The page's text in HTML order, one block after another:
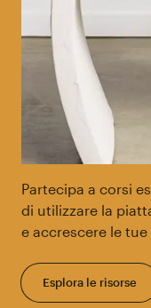
Partecipa a corsi
di utilizzare la
e accrescere le
Esplora le risorse